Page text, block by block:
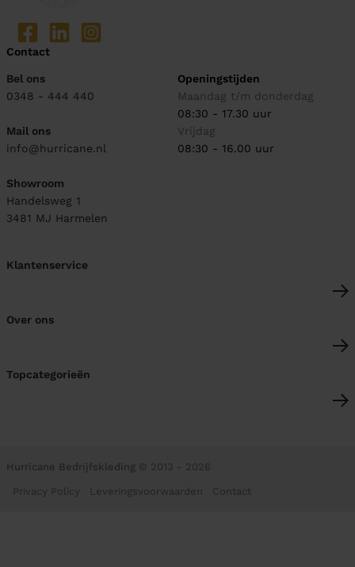
Contact
Bel ons
0348 - 444 440
Mail ons
info@hurricane.nl
Showroom
Handelsweg 1
3481 MJ Harmelen
Openingstijden
Maandag t/m donderdag
08:30 - 17.30 uur
Vrijdag
08:30 - 16.00 uur
Klantenservice
Over ons
Topcategorieën
Hurricane Bedrijfskleding © 2013 - 2026
Privacy Policy Leveringsvoorwaarden Contact